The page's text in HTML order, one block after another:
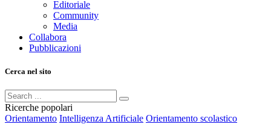
Editoriale
Community
Media
Collabora
Pubblicazioni
Cerca nel sito
Ricerche popolari
Orientamento Intelligenza Artificiale Orientamento scolastico